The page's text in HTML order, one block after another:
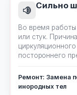
Сильно
Во время
или стук.
постороннего
Ремонт: Замена
инородных тел